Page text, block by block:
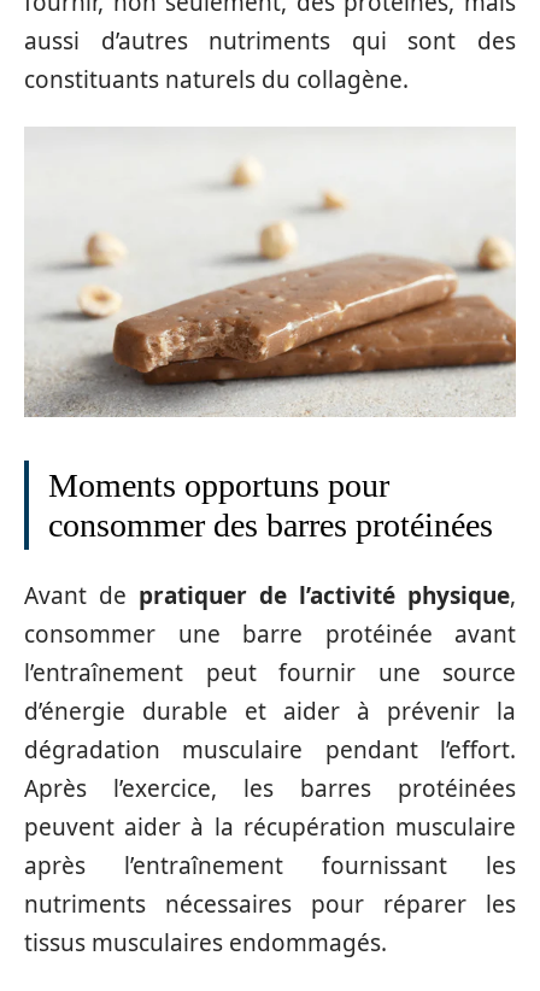
aussi d’autres nutriments qui sont des
constituants naturels du collagène.
Moments opportuns pour
consommer des barres protéinées
Avant de pratiquer de l’activité physique,
consommer une barre protéinée avant
l’entraînement peut fournir une source
d’énergie durable et aider à prévenir la
dégradation musculaire pendant l’effort.
Après l’exercice, les barres protéinées
peuvent aider à la récupération musculaire
après l’entraînement fournissant les
nutriments nécessaires pour réparer les
tissus musculaires endommagés.